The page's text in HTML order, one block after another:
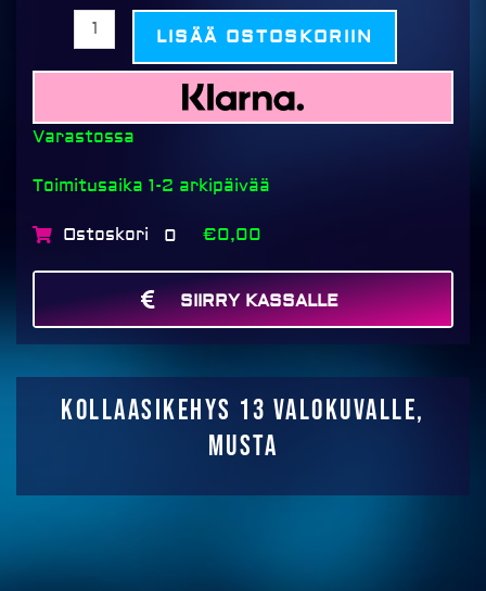
LISÄÄ OSTOSKORIIN
Varastossa
Toimitusaika 1-2 arkipäivää
Ostoskori 0 €0,00
SIIRRY KASSALLE
Kollaasikehys 13 valokuvalle,
musta